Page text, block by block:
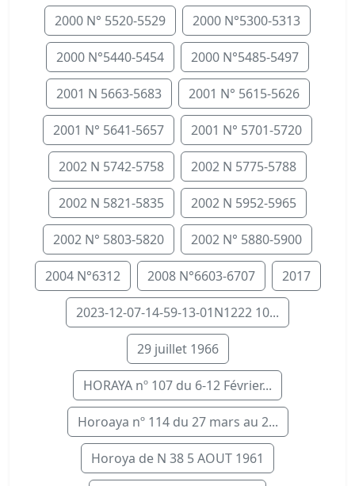
2000 N° 5520-5529 2000 N°5300-5313
2000 N°5440-5454 2000 N°5485-5497
2001 N 5663-5683 2001 N° 5615-5626
2001 N° 5641-5657 2001 N° 5701-5720
2002 N 5742-5758 2002 N 5775-5788
2002 N 5821-5835 2002 N 5952-5965
2002 N° 5803-5820 2002 N° 5880-5900
2004 N°6312 2008 N°6603-6707 2017
2023-12-07-14-59-13-01N1222 10...
29 juillet 1966
HORAYA nº 107 du 6-12 Février...
Horoaya nº 114 du 27 mars au 2...
Horoya de N 38 5 AOUT 1961